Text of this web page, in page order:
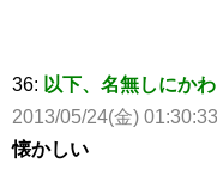
36: 以下、名無しにか
2013/05/24(金)
懐かしい